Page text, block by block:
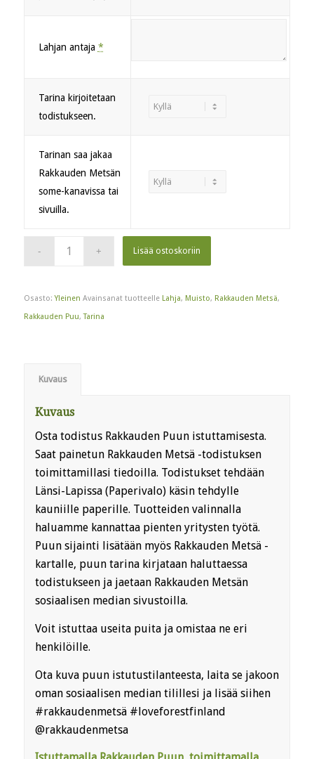
Lahjan antaja *
Tarina kirjoitetaan
todistukseen.
Tarinan saa jakaa
Rakkauden Metsän
some-kanavissa tai
sivuilla.
Lisää ostoskoriin
Osasto:Yleinen Avainsanat tuotteelle Lahja, Muisto, Rakkauden Metsä,
Rakkauden Puu,Tarina
Kuvaus
Kuvaus
Osta todistus Rakkauden Puun istuttamisesta.
Saat painetun Rakkauden Metsä -todistuksen
toimittamillasi tiedoilla. Todistukset tehdään
Länsi-Lapissa (Paperivalo) käsin tehdylle
kauniille paperille. Tuotteiden valinnalla
haluamme kannattaa pienten yritysten työtä.
Puun sijainti lisätään myös Rakkauden Metsä -
kartalle, puun tarina kirjataan haluttaessa
todistukseen ja jaetaan Rakkauden Metsän
sosiaalisen median sivustoilla.
Voit istuttaa useita puita ja omistaa ne eri
henkilöille.
Ota kuva puun istutustilanteesta, laita se jakoon
oman sosiaalisen median tilillesi ja lisää siihen
#rakkaudenmetsä #loveforestfinland
@rakkaudenmetsa